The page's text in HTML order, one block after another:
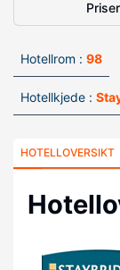
Priser
Hotellrom : 98
Hotellkjede :
HOTELLOVERSIKT